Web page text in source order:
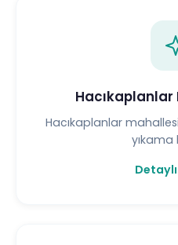
Hacıkaplanlar
Hacıkaplanlar
yıkama